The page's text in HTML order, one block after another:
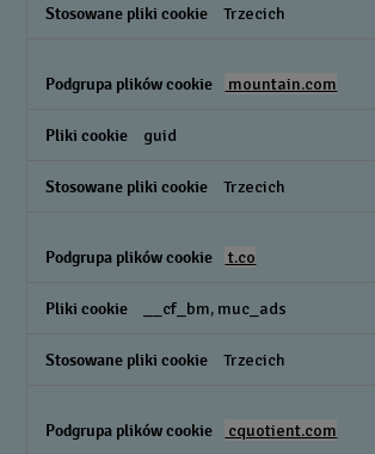
Trzecich
mountain.com
guid
Trzecich
t.co
__cf_bm, muc_ads
Trzecich
cquotient.com